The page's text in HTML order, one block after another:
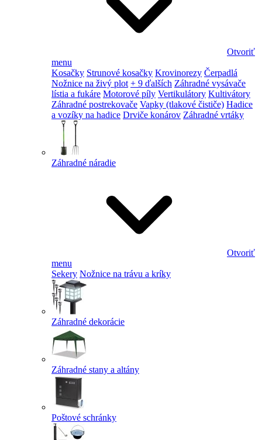
Otvoriť
menu
Kosačky Strunové kosačky Krovinorezy Čerpadlá
Nožnice na živý plot + 9 ďalších Záhradné vysávače
lístia a fukáre Motorové píly Vertikulátory Kultivátory
Záhradné postrekovače Vapky (tlakové čističe) Hadice
a vozíky na hadice Drviče konárov Záhradné vrtáky
Záhradné náradie
Otvoriť
menu
Sekery Nožnice na trávu a kríky
Záhradné dekorácie
Záhradné stany a altány
Poštové schránky